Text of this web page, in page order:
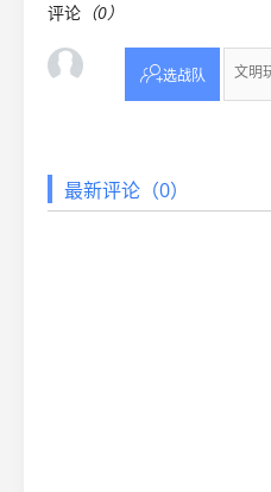
评论 （0）
选战队
最新评论（0）